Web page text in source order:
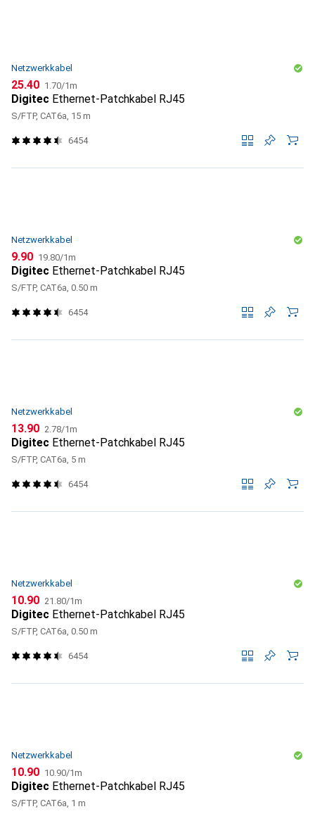
Netzwerkkabel
CHF
25.40 CHF
1.70/1m
Digitec Ethernet-Patchkabel RJ45
S/FTP, CAT6a, 15 m
6454
Netzwerkkabel
CHF
9.90 CHF
19.80/1m
Digitec Ethernet-Patchkabel RJ45
S/FTP, CAT6a, 0.50 m
6454
Netzwerkkabel
CHF
13.90 CHF
2.78/1m
Digitec Ethernet-Patchkabel RJ45
S/FTP, CAT6a, 5 m
6454
Netzwerkkabel
CHF
10.90 CHF
21.80/1m
Digitec Ethernet-Patchkabel RJ45
S/FTP, CAT6a, 0.50 m
6454
Netzwerkkabel
CHF
10.90 CHF
10.90/1m
Digitec Ethernet-Patchkabel RJ45
S/FTP, CAT6a, 1 m